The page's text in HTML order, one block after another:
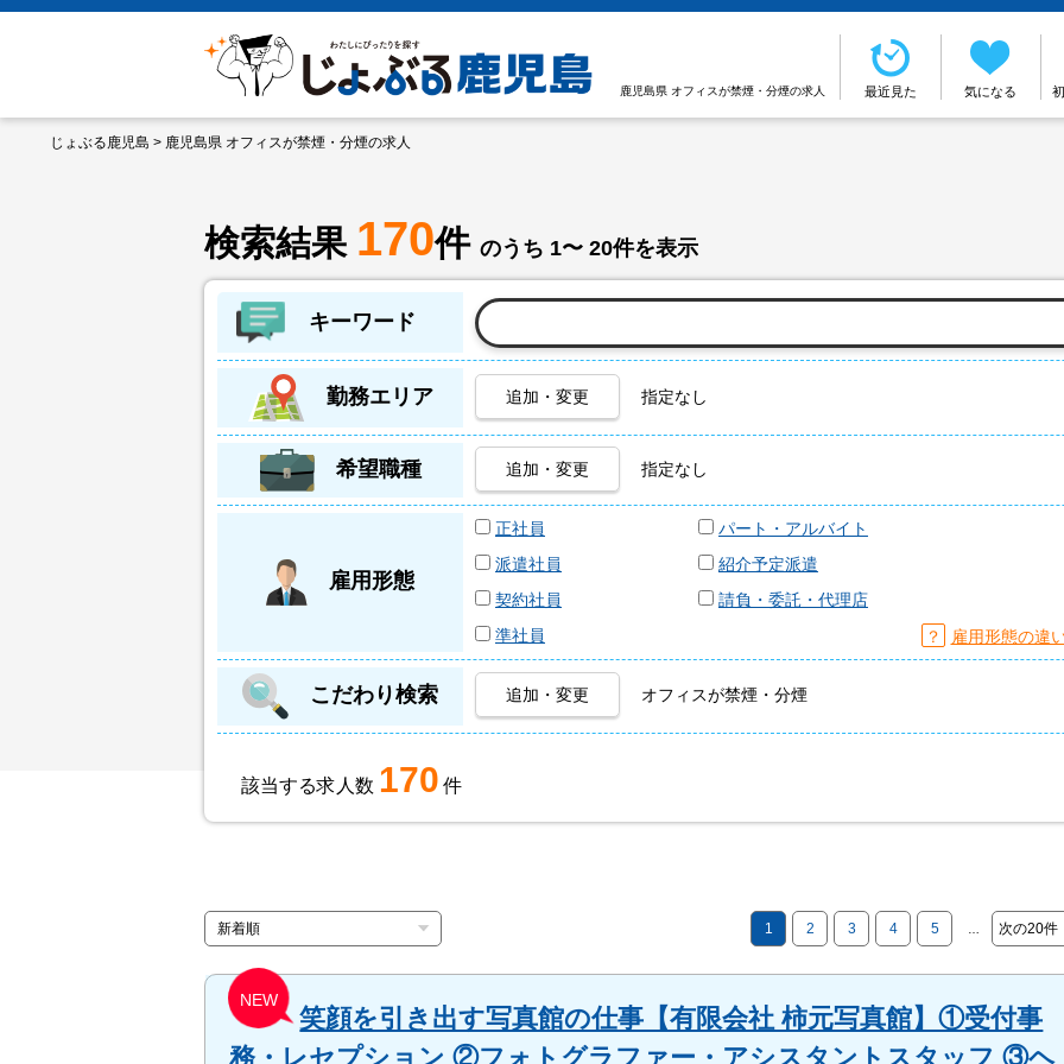
鹿児島県 オフィスが禁煙・分煙の求人 最近見た 気になる
じょぶる鹿児島 > 鹿児島県 オフィスが禁煙・分煙の求人
検索結果 170件 のうち 1〜 20件を表示
キーワード
勤務エリア 追加・変更 指定なし
希望職種 追加・変更 指定なし
雇用形態
正社員
パート・アルバイト
派遣社員
紹介予定派遣
契約社員
請負・委託・代理店
準社員
？ 雇用形態の違
こだわり検索 追加・変更 オフィスが禁煙・分煙
該当する求人数 170 件
1 2 3 4 5 次の20件
NEW
笑顔を引き出す写真館の仕事【有限会社 柿元写真館】①受付事
務・レセプション ②フォトグラファー・アシスタントスタッフ ③ヘ